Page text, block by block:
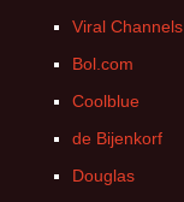
Viral Channels
Bol.com
Coolblue
de Bijenkorf
Douglas